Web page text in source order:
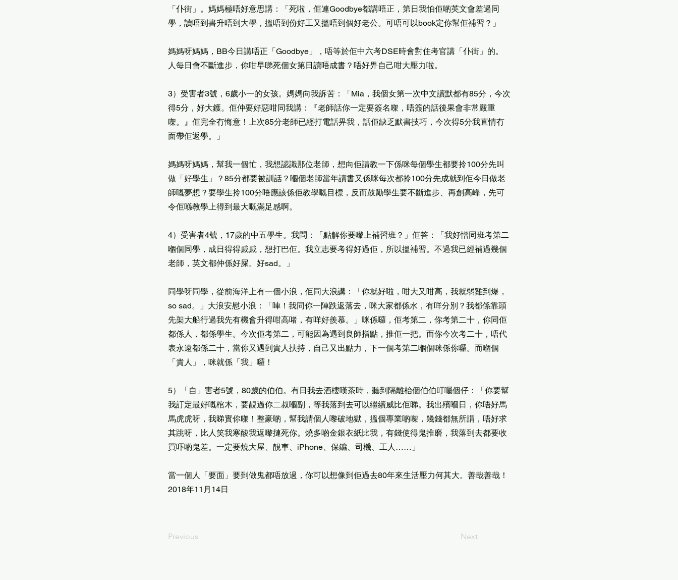
「仆街」。媽媽極唔好意思講：「死啦，佢連Goodbye都講唔正，第日我怕佢啲英文會差過同
學，讀唔到書升唔到大學，搵唔到份好工又搵唔到個好老公。可唔可以book定你幫佢補習？」
媽媽呀媽媽，BB今日講唔正「Goodbye」，唔等於佢中六考DSE時會對住考官講「仆街」的。
人每日會不斷進步，你咁早睇死個女第日讀唔成書？唔好畀自己咁大壓力啦。
3）受害者3號，6歲小一的女孩。媽媽向我訴苦：「Mia，我個女第一次中文讀默都有85分，今次
得5分，好大鑊。佢仲要好惡咁同我講：『老師話你一定要簽名㗎，唔簽的話後果會非常嚴重
㗎。』佢完全冇悔意！上次85分老師已經打電話畀我，話佢缺乏默書技巧，今次得5分我直情冇
面帶佢返學。」
媽媽呀媽媽，幫我一個忙，我想認識那位老師，想向佢請教一下係咪每個學生都要拎100分先叫
做「好學生」？85分都要被訓話？嗰個老師當年讀書又係咪每次都拎100分先成就到佢今日做老
師嘅夢想？要學生拎100分唔應該係佢教學嘅目標，反而鼓勵學生要不斷進步、再創高峰，先可
令佢喺教學上得到最大嘅滿足感啊。
4）受害者4號，17歲的中五學生。我問：「點解你要嚟上補習班？」佢答：「我好憎同班考第二
嗰個同學，成日得得戚戚，想打巴佢。我立志要考得好過佢，所以搵補習。不過我已經補過幾個
老師，英文都仲係好屎。好sad。」
同學呀同學，從前海洋上有一個小浪，佢同大浪講：「你就好啦，咁大又咁高，我就弱雞到爆，
so sad。」大浪安慰小浪：「唓！我同你一陣跌返落去，咪大家都係水，有咩分別？我都係靠頭
先架大船行過我先有機會升得咁高啫，有咩好羨慕。」咪係囉，佢考第二，你考第二十，你同佢
都係人，都係學生。今次佢考第二，可能因為遇到良師指點，推佢一把。而你今次考二十，唔代
表永遠都係二十，當你又遇到貴人扶持，自己又出點力，下一個考第二嗰個咪係你囉。而嗰個
「貴人」，咪就係「我」囉！
5）「自」害者5號，80歲的伯伯。有日我去酒樓嘆茶時，聽到隔離枱個伯伯叮囑個仔：「你要幫
我訂定最好嘅棺木，要靚過你二叔嗰副，等我落到去可以繼續威比佢睇。我出殯嗰日，你唔好馬
馬虎虎呀，我睇實你㗎！整豪啲，幫我請個人嚟破地獄，搵個專業啲㗎，幾錢都無所謂，唔好求
其跳呀，比人笑我寒酸我返嚟摙死你。燒多啲金銀衣紙比我，有錢使得鬼推磨，我落到去都要收
買吓啲鬼差。一定要燒大屋、靚車、iPhone、保鑣、司機、工人……」
當一個人「要面」要到做鬼都唔放過，你可以想像到佢過去80年來生活壓力何其大。善哉善哉！
2018年11月14日
Previous Next